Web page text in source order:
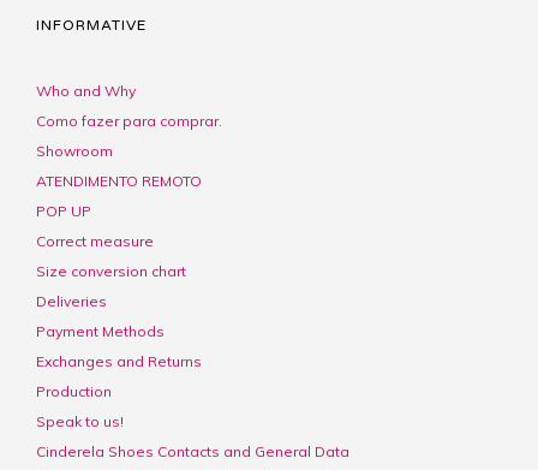
INFORMATIVE
Who and Why
Como fazer para comprar.
Showroom
ATENDIMENTO REMOTO
POP UP
Correct measure
Size conversion chart
Deliveries
Payment Methods
Exchanges and Returns
Production
Speak to us!
Cinderela Shoes Contacts and General Data